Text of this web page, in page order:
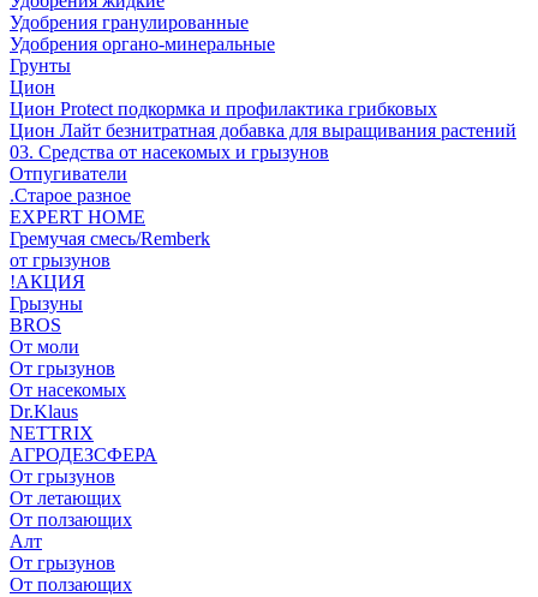
Удобрения гранулированные
Удобрения органо-минеральные
Грунты
Цион
Цион Protect подкормка и профилактика грибковых
Цион Лайт безнитратная добавка для выращивания растений
03. Средства от насекомых и грызунов
Отпугиватели
.Старое разное
EXPERT HOME
Гремучая смесь/Remberk
от грызунов
!АКЦИЯ
Грызуны
BROS
От моли
От грызунов
От насекомых
Dr.Klaus
NETTRIX
АГРОДЕЗСФЕРА
От грызунов
От летающих
От ползающих
Алт
От грызунов
От ползающих